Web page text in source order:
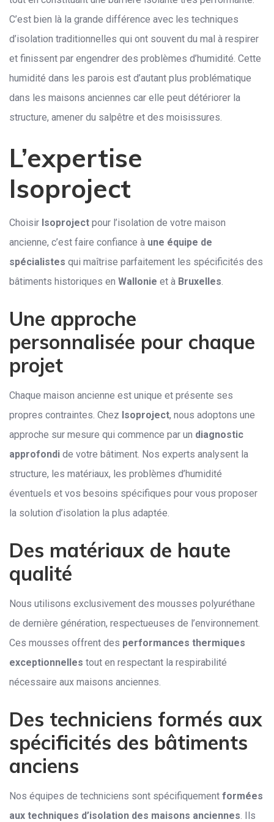
C’est bien là la grande différence avec les techniques
d’isolation traditionnelles qui ont souvent du mal à respirer
et finissent par engendrer des problèmes d’humidité. Cette
humidité dans les parois est d’autant plus problématique
dans les maisons anciennes car elle peut détériorer la
structure, amener du salpêtre et des moisissures.
L’expertise
Isoproject
Choisir Isoproject pour l’isolation de votre maison
ancienne, c’est faire confiance à une équipe de
spécialistes qui maîtrise parfaitement les spécificités des
bâtiments historiques en Wallonie et à Bruxelles
Une approche
personnalisée pour chaque
projet
Chaque maison ancienne est unique et présente ses
propres contraintes. Chez Isoproject, nous adoptons une
approche sur mesure qui commence par un diagnostic
approfondi de votre bâtiment. Nos experts analysent la
structure, les matériaux, les problèmes d’humidité
éventuels et vos besoins spécifiques pour vous proposer
la solution d’isolation la plus adaptée.
Des matériaux de haute
qualité
Nous utilisons exclusivement des mousses polyuréthane
de dernière génération, respectueuses de l’environnement.
Ces mousses offrent des performances thermiques
exceptionnelles tout en respectant la respirabilité
nécessaire aux maisons anciennes.
Des techniciens formés aux
spécificités des bâtiments
anciens
Nos équipes de techniciens sont spécifiquement formées
aux techniques d’isolation des maisons anciennes . Ils